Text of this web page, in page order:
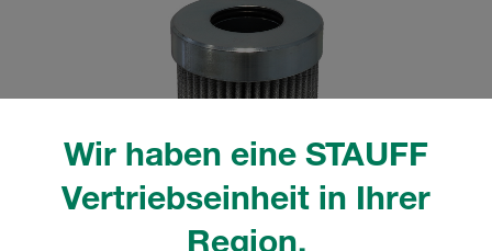
Wir haben eine STAUFF
Vertriebseinheit in Ihrer
Region.